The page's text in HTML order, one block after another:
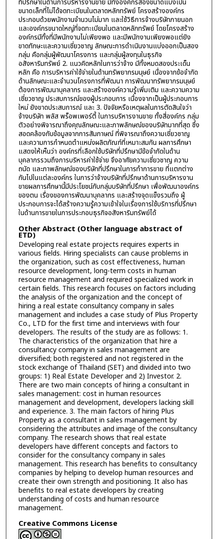
ที่ปรึกษาในด้านการบริหารงานขาย มีทั้งองค์กรสองขนาดแบ่งเป็น
ขนาดเล็กที่ไม่ได้จดทะเบียนในตลาดหลักทรัพย์ โครงสร้างองค์กร
ประกอบด้วยพนักงานจำนวนไม่มาก และใช้วิธีการจ้างบริษัทภายนอก
และองค์กรขนาดใหญ่ที่จดทะเบียนในตลาดหลักทรัพย์ โดยโครงสร้าง
องค์กรมีทั้งที่มีพนักงานไม่เพียงพอ และมีพนักงานเพียงพอแต่ยัง
ขาดทักษะและความเชี่ยวชาญ ลักษณะการดำเนินงานแบ่งออกเป็นสอง
กลุ่ม คือกลุ่มผู้พัฒนาโครงการ และกลุ่มผู้ลงทุนในธุรกิจ
อสังหาริมทรัพย์ 2. แนวคิดหลักในการว่าจ้าง มีทั้งหมดสองประเด็น
หลัก คือ การบริหารค่าใช้จ่ายในด้านทรัพยากรมนุษย์ เนื่องจากข้อจำกัด
ด้านลักษณะและจำนวนโครงการที่พัฒนา การพัฒนาทรัพยากรมนุษย์
ต้องการพัฒนาบุคลากร และสร้างองค์ความรู้เพิ่มเติม และความความ
เชี่ยวชาญ ประสบการณ์ของผู้ประกอบการ เนื่องจากเป็นผู้ประกอบการ
ใหม่ ยังขาดประสบการณ์ และ 3. ปัจจัยหรือเหตุผลในการตัดสินใจว่า
จ้างบริษัท พลัส พร็อพเพอร์ตี้ ในการบริหารงานขาย ทั้งสี่องค์กร กลุ่ม
ตัวอย่างพิจารณาถึงคุณลักษณะและภาพลักษณ์ของบริษัทมากที่สุด ซึ่ง
สอดคล้องกับข้อมูลจากการสัมภาษณ์ ที่พิจารณาถึงความเชี่ยวชาญ
และความการกำหนดตำแหน่งผลิตภัณฑ์ที่เหมาะสมกัน ผลการศึกษา
แสดงให้เห็นว่า องค์กรที่เลือกใช้บริษัทที่ปรึกษามีข้อจำกัดในด้าน
บุคลากรรวมถึงการบริหารค่าใช้จ่าย จึงอาศัยความเชี่ยวชาญ ความ
ถนัด และภาพลักษณ์ของบริษัทที่ปรึกษาในการทำการขาย ที่แตกต่าง
กันไปในแต่ละองค์กร ในการว่าจ้างบริษัทที่ปรึกษาด้านการบริหารงาน
ขายผลการศึกษานี้มีประโยชน์กับกลุ่มบริษัทที่ปรึกษา เพื่อพัฒนาองค์กร
ของตน เรื่องของการพัฒนาบุคลากร และสร้างจุดแข็งรวมถึง ผู้
ประกอบการจะได้สร้างความรู้ความเข้าใจในเรื่องการใช้บริการที่ปรึกษา
ในด้านการขายในการประกอบธุรกิจอสังหาริมทรัพย์ได้
Other Abstract (Other language abstract of
ETD)
Developing real estate projects requires experts in
various fields. Hiring specialists can cause problems in
the organization, such as cost effectiveness, human
resource development, long-term costs in human
resource management and required specialized work in
certain fields. This research focuses on factors including
the analysis of the organization and the concept of
hiring a real estate consultancy company in sales
management and includes a case study of Plus Property
Co., LTD for the first time and interviews with four
developers. The results of the study are as follows: 1.
The characteristics of the organization that hire a
consultancy company in sales management are
diversified; both registered and not registered in the
stock exchange of Thailand (SET) and divided into two
groups: 1) Real Estate Developer and 2) Investor. 2.
There are two main concepts of hiring a consultant in
sales management: cost in human resources
management and development, developers lacking skill
and experience. 3. The main factors of hiring Plus
Property as a consultant in sales management by
considering the attributes and image of the consultancy
company. The research shows that real estate
developers have different concepts and factors to
consider for the consultancy company in sales
management. This research has benefits to consultancy
companies by helping to develop human resources and
create their own strength and positioning. It also has
benefits to real estate developers by creating
understanding of costs and human resource
management.
Creative Commons License